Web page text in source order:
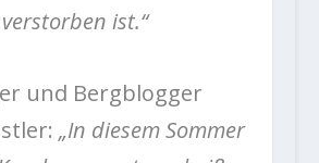
ist.“
und Bergblogger
„In diesem Sommer